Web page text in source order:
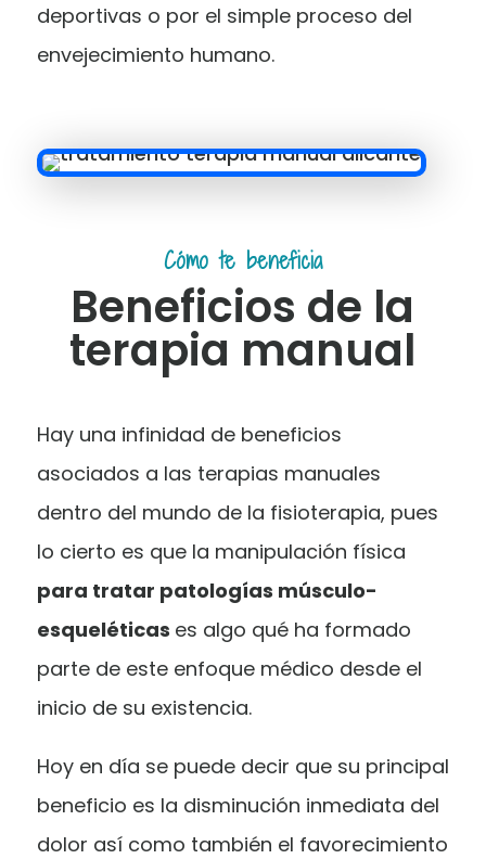
deportivas o por el simple proceso del
envejecimiento humano.
Cómo te beneficia
Beneficios de la
terapia manual
Hay una infinidad de beneficios
asociados a las terapias manuales
dentro del mundo de la fisioterapia, pues
lo cierto es que la manipulación física
para tratar patologías músculo-
esqueléticas es algo qué ha formado
parte de este enfoque médico desde el
inicio de su existencia.
Hoy en día se puede decir que su principal
beneficio es la disminución inmediata del
dolor así como también el favorecimiento